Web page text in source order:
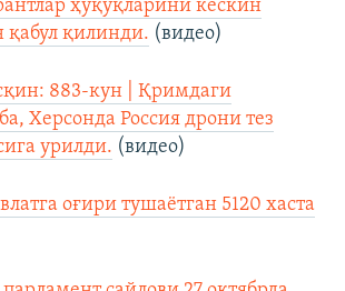
ҳуқуқларини кескин
қабул қилинди. (видео)
883-кун | Қримдаги
Херсонда Россия дрони тез
урилди. (видео)
оғири тушаётган 5120 хаста